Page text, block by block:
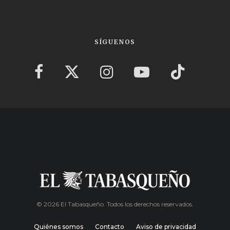
SÍGUENOS
© 2026 El Tabasqueño. Todos los derechos reservados.
Quiénes somos Contacto Aviso de privacidad